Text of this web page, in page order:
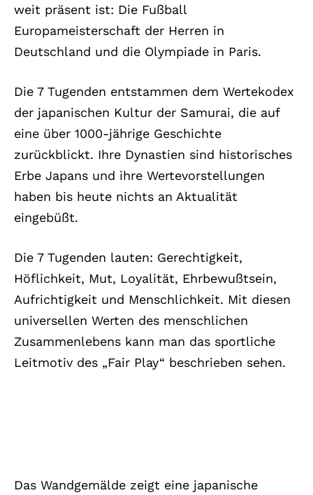
weit präsent ist: Die Fußball
Europameisterschaft der Herren in
Deutschland und die Olympiade in Paris.
Die 7 Tugenden entstammen dem Wertekodex
der japanischen Kultur der Samurai, die auf
eine über 1000-jährige Geschichte
zurückblickt. Ihre Dynastien sind historisches
Erbe Japans und ihre Wertevorstellungen
haben bis heute nichts an Aktualität
eingebüßt.
Die 7 Tugenden lauten: Gerechtigkeit,
Höflichkeit, Mut, Loyalität, Ehrbewußtsein,
Aufrichtigkeit und Menschlichkeit. Mit diesen
universellen Werten des menschlichen
Zusammenlebens kann man das sportliche
Leitmotiv des „Fair Play“ beschrieben sehen.
Das Wandgemälde zeigt eine japanische